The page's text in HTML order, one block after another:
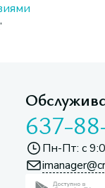
637-
Пн-Пт: с